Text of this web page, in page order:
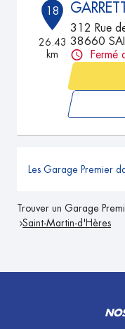
18
26.43
km
312 Rue
38660
Fermé
Les Garage Premier
Trouver un Garage
Saint-Martin-d'Hères